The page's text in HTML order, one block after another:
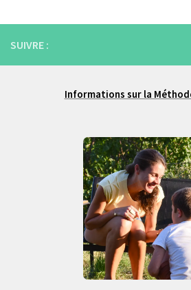
SUIVRE :
Informations sur la